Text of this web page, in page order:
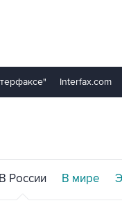
Interfax.com
В России В мире